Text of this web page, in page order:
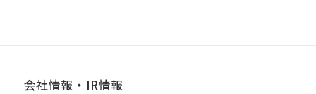
会社情報・IR情報